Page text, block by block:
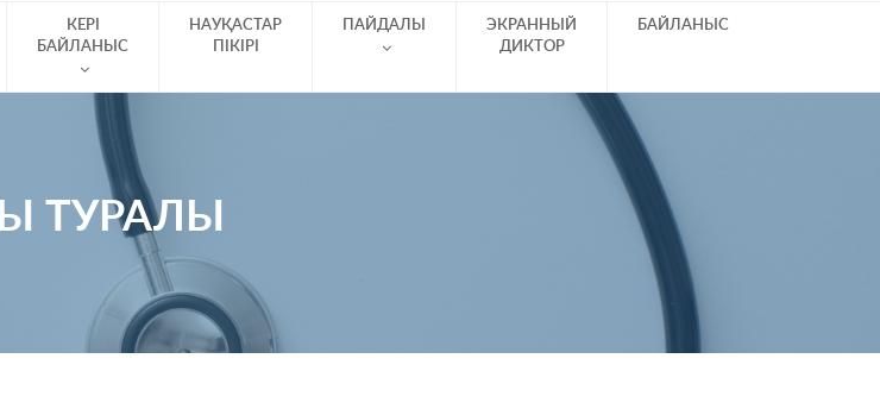
КЕРІ
БАЙЛАНЫС
НАУҚАСТАР
ПІКІРІ
ПАЙДАЛЫ
ЭКРАННЫЙ
ДИКТОР
БАЙЛАНЫС
ТУРАЛЫ